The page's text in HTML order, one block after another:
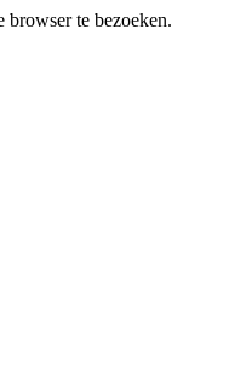
browser te bezoeken.